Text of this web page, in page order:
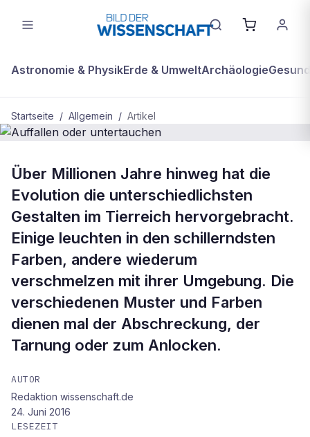
Astronomie & PhysikErde & UmweltArchäologie
Startseite / Allgemein / Artikel
ALLGEMEIN
Auffallen oder untertauchen
Über Millionen Jahre hinweg hat die
Evolution die unterschiedlichsten
Gestalten im Tierreich hervorgebracht.
Einige leuchten in den schillerndsten
Farben, andere wiederum
verschmelzen mit ihrer Umgebung. Die
verschiedenen Muster und Farben
dienen mal der Abschreckung, der
Tarnung oder zum Anlocken.
AUTOR
Redaktion wissenschaft.de
24. Juni 2016
LESEZEIT